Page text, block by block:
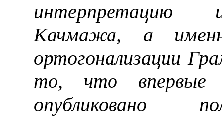
интерпретацию
Качмажа, а
ортогонализации
то, что впервые
опубликовано